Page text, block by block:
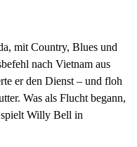
mit Country, Blues und
nach Vietnam aus
er den Dienst – und floh
Was als Flucht begann,
Willy Bell in